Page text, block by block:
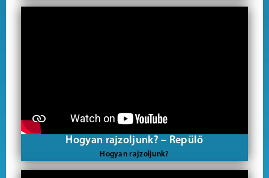
Hogyan rajzoljunk? – Repülő
Hogyan rajzoljunk?